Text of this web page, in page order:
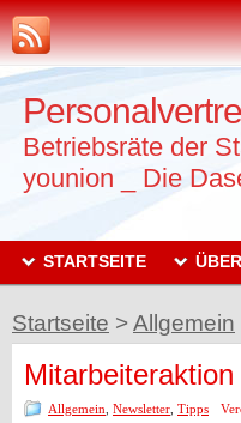
Betriebsräte der
younion _ Die
STARTSEITE
Startseite > Allgemein
Allgemein Newsletter Tipps